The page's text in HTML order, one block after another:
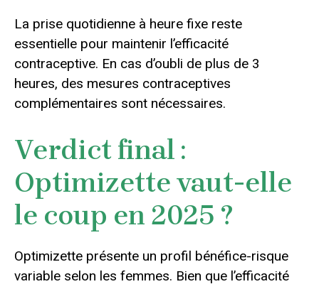
La prise quotidienne à heure fixe reste
essentielle pour maintenir l’efficacité
contraceptive. En cas d’oubli de plus de 3
heures, des mesures contraceptives
complémentaires sont nécessaires.
Verdict final :
Optimizette vaut-elle
le coup en 2025 ?
Optimizette présente un profil bénéfice-risque
variable selon les femmes. Bien que l’efficacité